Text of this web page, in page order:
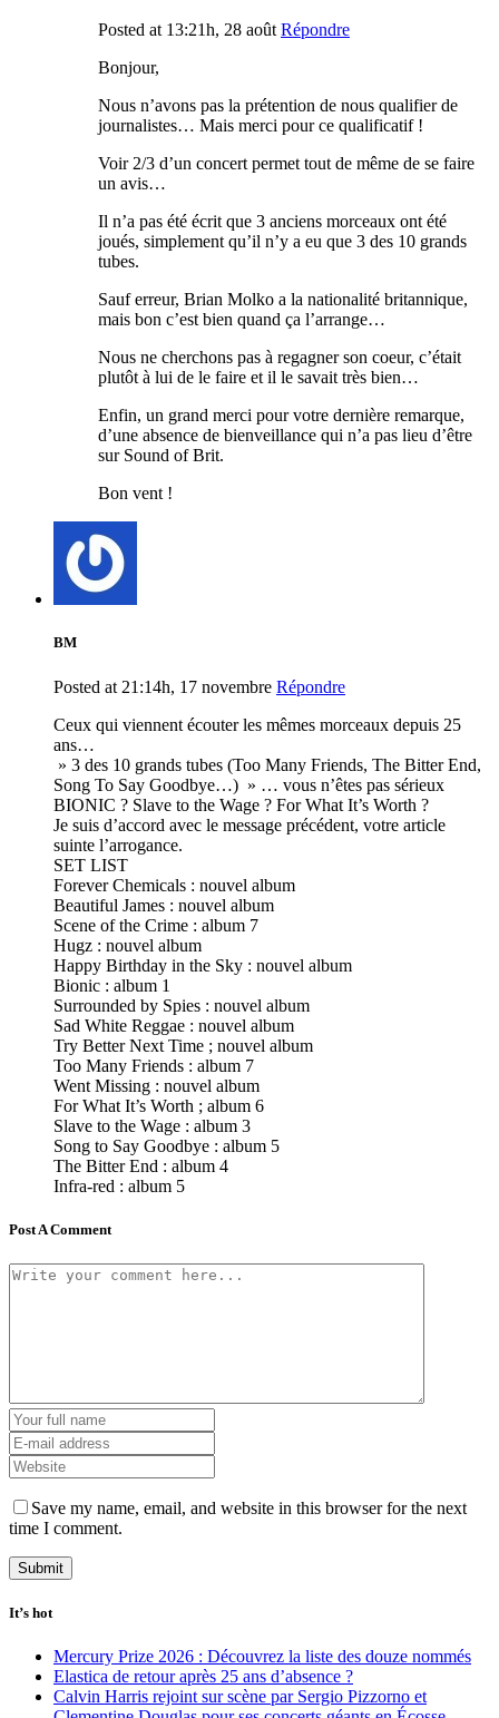
Posted at 13:21h, 28 août Répondre
Bonjour,
Nous n’avons pas la prétention de nous qualifier de
journalistes… Mais merci pour ce qualificatif !
Voir 2/3 d’un concert permet tout de même de se faire
un avis…
Il n’a pas été écrit que 3 anciens morceaux ont été
joués, simplement qu’il n’y a eu que 3 des 10 grands
tubes.
Sauf erreur, Brian Molko a la nationalité britannique,
mais bon c’est bien quand ça l’arrange…
Nous ne cherchons pas à regagner son coeur, c’était
plutôt à lui de le faire et il le savait très bien…
Enfin, un grand merci pour votre dernière remarque,
d’une absence de bienveillance qui n’a pas lieu d’être
sur Sound of Brit.
Bon vent !
BM
Posted at 21:14h, 17 novembre Répondre
Ceux qui viennent écouter les mêmes morceaux depuis 25
ans…
» 3 des 10 grands tubes (Too Many Friends, The Bitter End,
Song To Say Goodbye…) » … vous n’êtes pas sérieux
BIONIC ? Slave to the Wage ? For What It’s Worth ?
Je suis d’accord avec le message précédent, votre article
suinte l’arrogance.
SET LIST
Forever Chemicals : nouvel album
Beautiful James : nouvel album
Scene of the Crime : album 7
Hugz : nouvel album
Happy Birthday in the Sky : nouvel album
Bionic : album 1
Surrounded by Spies : nouvel album
Sad White Reggae : nouvel album
Try Better Next Time ; nouvel album
Too Many Friends : album 7
Went Missing : nouvel album
For What It’s Worth ; album 6
Slave to the Wage : album 3
Song to Say Goodbye : album 5
The Bitter End : album 4
Infra-red : album 5
Post A Comment
Save my name, email, and website in this browser for the next
time I comment.
It’s hot
Mercury Prize 2026 : Découvrez la liste des douze nommés
Elastica de retour après 25 ans d’absence ?
Calvin Harris rejoint sur scène par Sergio Pizzorno et